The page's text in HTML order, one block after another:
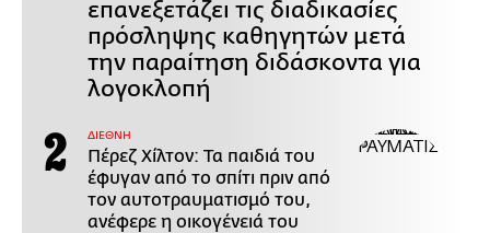
επανεξετάζει τις διαδικασίες
πρόσληψης καθηγητών μετά
την παραίτηση διδάσκοντα για
λογοκλοπή
ΔΙΕΘΝΗ
Πέρεζ Χίλτον: Τα παιδιά του
έφυγαν από το σπίτι πριν από
τον αυτοτραυματισμό του,
ανέφερε η οικογένειά του